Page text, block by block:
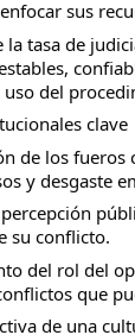
sus
la tasa de
del
clave
de los
y desgaste
su conflicto.
del rol del
que
de una